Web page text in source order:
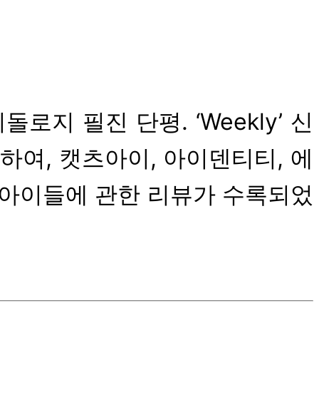
로지 필진 단평. ‘Weekly’ 신
여, 캣츠아이, 아이덴티티, 에
이들에 관한 리뷰가 수록되었